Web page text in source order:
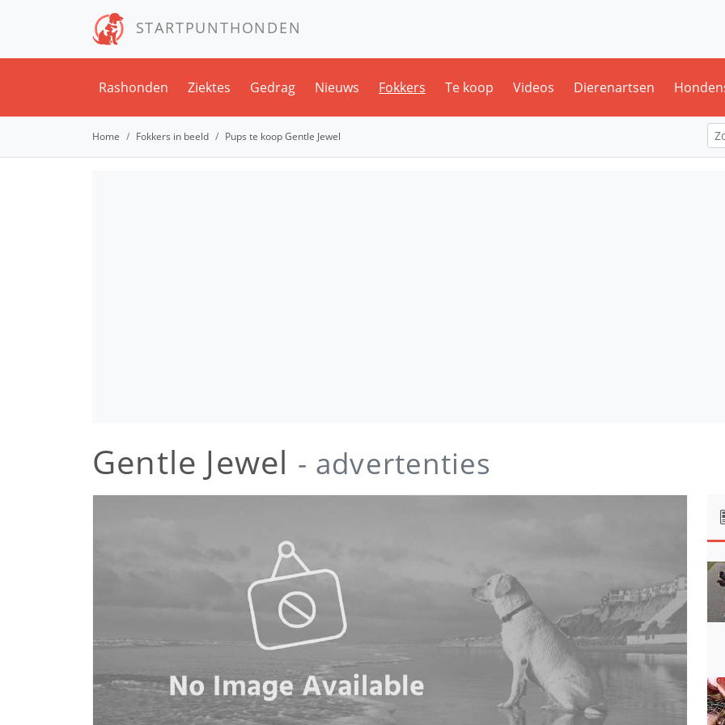
STARTPUNTHONDEN
Rashonden Ziektes Gedrag Nieuws Fokkers Te koop Videos Dierenartsen
Home Fokkers in beeld Pups te koop Gentle Jewel
Gentle Jewel - advertenties